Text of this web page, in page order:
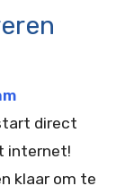
direct
internet!
klaar om te